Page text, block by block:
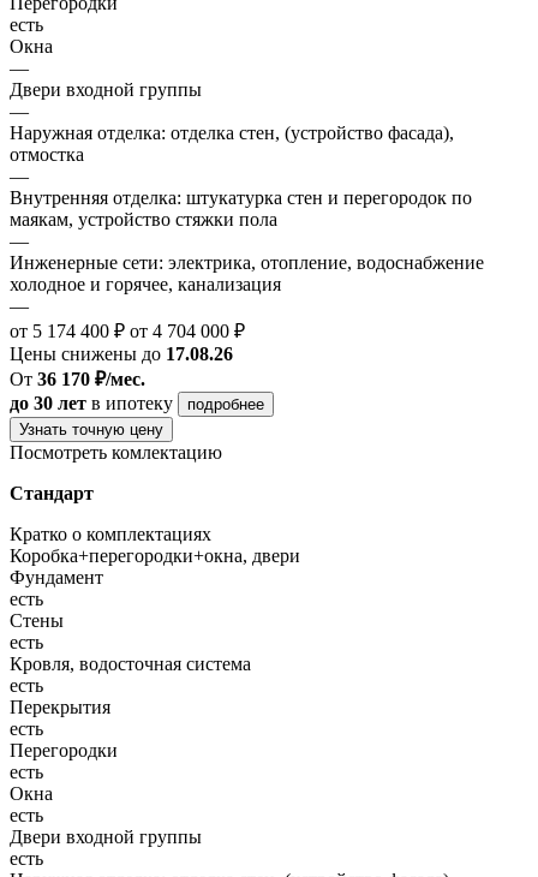
есть
Окна
—
Двери входной группы
—
Наружная отделка: отделка стен, (устройство фасада),
отмостка
—
Внутренняя отделка: штукатурка стен и перегородок по
маякам, устройство стяжки пола
—
Инженерные сети: электрика, отопление, водоснабжение
холодное и горячее, канализация
—
от 5 174 400 ₽ от 4 704 000 ₽
Цены снижены до 17.08.26
От 36 170 ₽/мес.
до 30 лет в ипотеку
подробнее
Узнать точную цену
Посмотреть комлектацию
Стандарт
Кратко о комплектациях
Коробка+перегородки+окна, двери
Фундамент
есть
Стены
есть
Кровля, водосточная система
есть
Перекрытия
есть
Перегородки
есть
Окна
есть
Двери входной группы
есть